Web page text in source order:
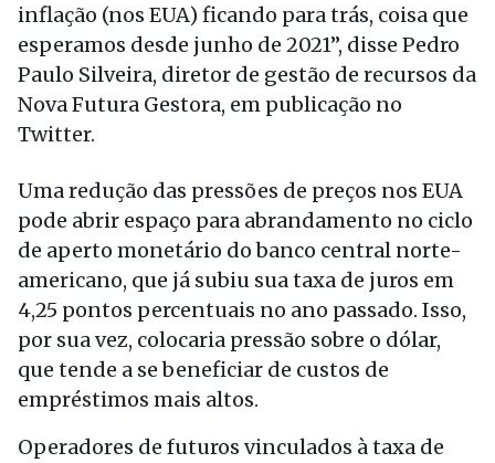
inflação (nos EUA) ficando para trás, coisa que
esperamos desde junho de 2021”, disse Pedro
Paulo Silveira, diretor de gestão de recursos da
Nova Futura Gestora, em publicação no
Twitter.
Uma redução das pressões de preços nos EUA
pode abrir espaço para abrandamento no ciclo
de aperto monetário do banco central norte-
americano, que já subiu sua taxa de juros em
4,25 pontos percentuais no ano passado. Isso,
por sua vez, colocaria pressão sobre o dólar,
que tende a se beneficiar de custos de
empréstimos mais altos.
Operadores de futuros vinculados à taxa de